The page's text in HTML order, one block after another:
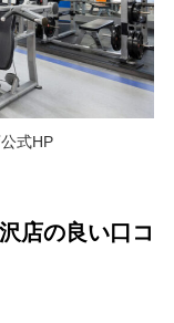
式HP
店の良い口コ